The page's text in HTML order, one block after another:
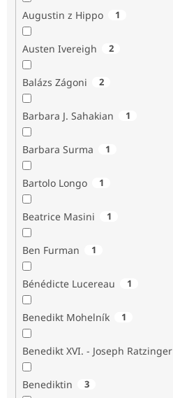
Augustin z Hippo 1
Austen Ivereigh 2
Balázs Zágoni 2
Barbara J. Sahakian 1
Barbara Surma 1
Bartolo Longo 1
Beatrice Masini 1
Ben Furman 1
Bénédicte Lucereau 1
Benedikt Mohelník 1
Benedikt XVI. - Joseph Ratzinger
Benediktin 3